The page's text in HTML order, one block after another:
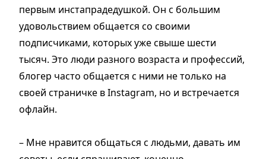
первым инстапрадедушкой. Он с большим
удовольствием общается со своими
подписчиками, которых уже свыше шести
тысяч. Это люди разного возраста и профессий,
блогер часто общается с ними не только на
своей страничке в Instagram, но и встречается
офлайн.
– Мне нравится общаться с людьми, давать им